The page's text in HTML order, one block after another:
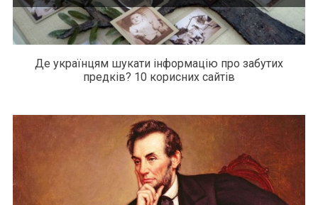
Де українцям шукати інформацію про забутих
предків? 10 корисних сайтів